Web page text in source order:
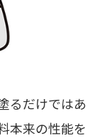
るだけではあ
本来の性能を